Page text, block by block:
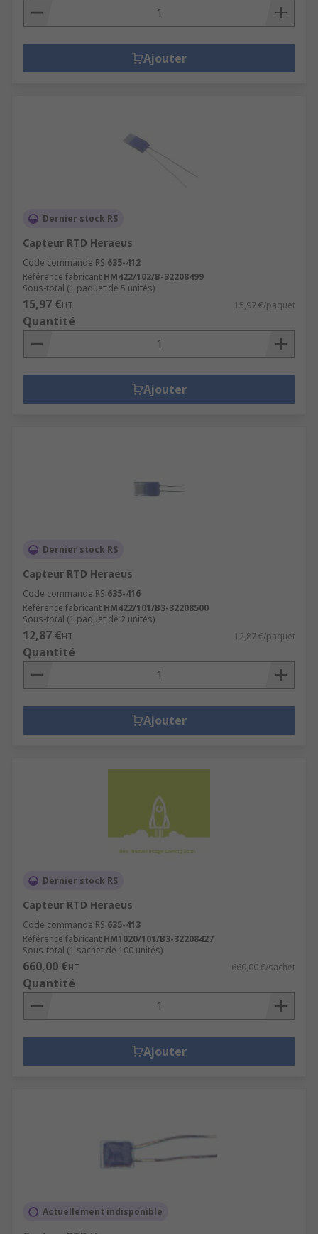
Ajouter
Dernier stock RS
Capteur RTD Heraeus
Code commande RS 635-412
Référence fabricant HM422/102/B-32208499
Sous-total (1 paquet de 5 unités)
15,97 €HT 15,97 €/paquet
Quantité
Ajouter
Dernier stock RS
Capteur RTD Heraeus
Code commande RS 635-416
Référence fabricant HM422/101/B3-32208500
Sous-total (1 paquet de 2 unités)
12,87 €HT 12,87 €/paquet
Quantité
Ajouter
Dernier stock RS
Capteur RTD Heraeus
Code commande RS 635-413
Référence fabricant HM1020/101/B3-32208427
Sous-total (1 sachet de 100 unités)
660,00 €HT 660,00 €/sachet
Quantité
Ajouter
Actuellement indisponible